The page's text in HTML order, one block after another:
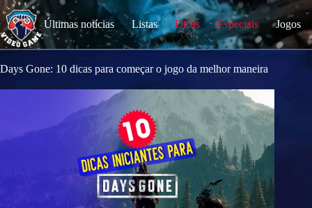
k
i
p
o
o
n
Últimas notícias Listas Dicas Especiais Jogos
Days Gone: 10 dicas para começar o jogo da melhor maneira